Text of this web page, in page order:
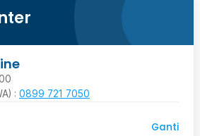
: 0899 721 7050
Ganti